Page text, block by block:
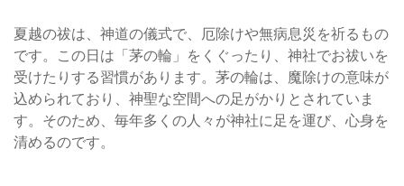
夏越の祓は、神道の儀式で、厄除けや無病息災を祈るもの
です。この日は「茅の輪」をくぐったり、神社でお祓いを
受けたりする習慣があります。茅の輪は、魔除けの意味が
込められており、神聖な空間への足がかりとされていま
す。そのため、毎年多くの人々が神社に足を運び、心身を
清めるのです。